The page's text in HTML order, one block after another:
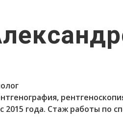
2015 года. Стаж работы по